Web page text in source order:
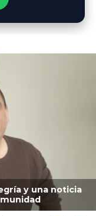
y una noticia